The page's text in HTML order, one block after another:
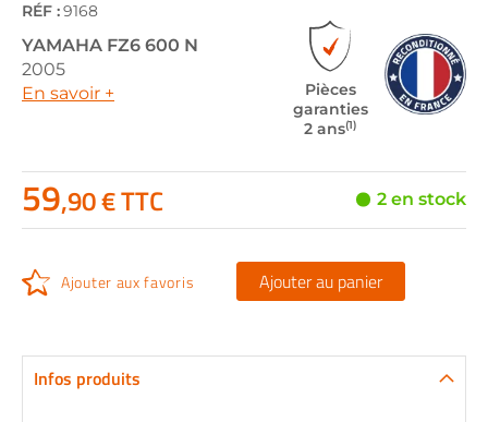
gallery
RÉF :9168
YAMAHA FZ6 600 N
2005
En savoir +
Pièces
garanties
2 ans(1)
59,90 € TTC 2 en stock
Ajouter aux favoris Ajouter au panier
Infos produits